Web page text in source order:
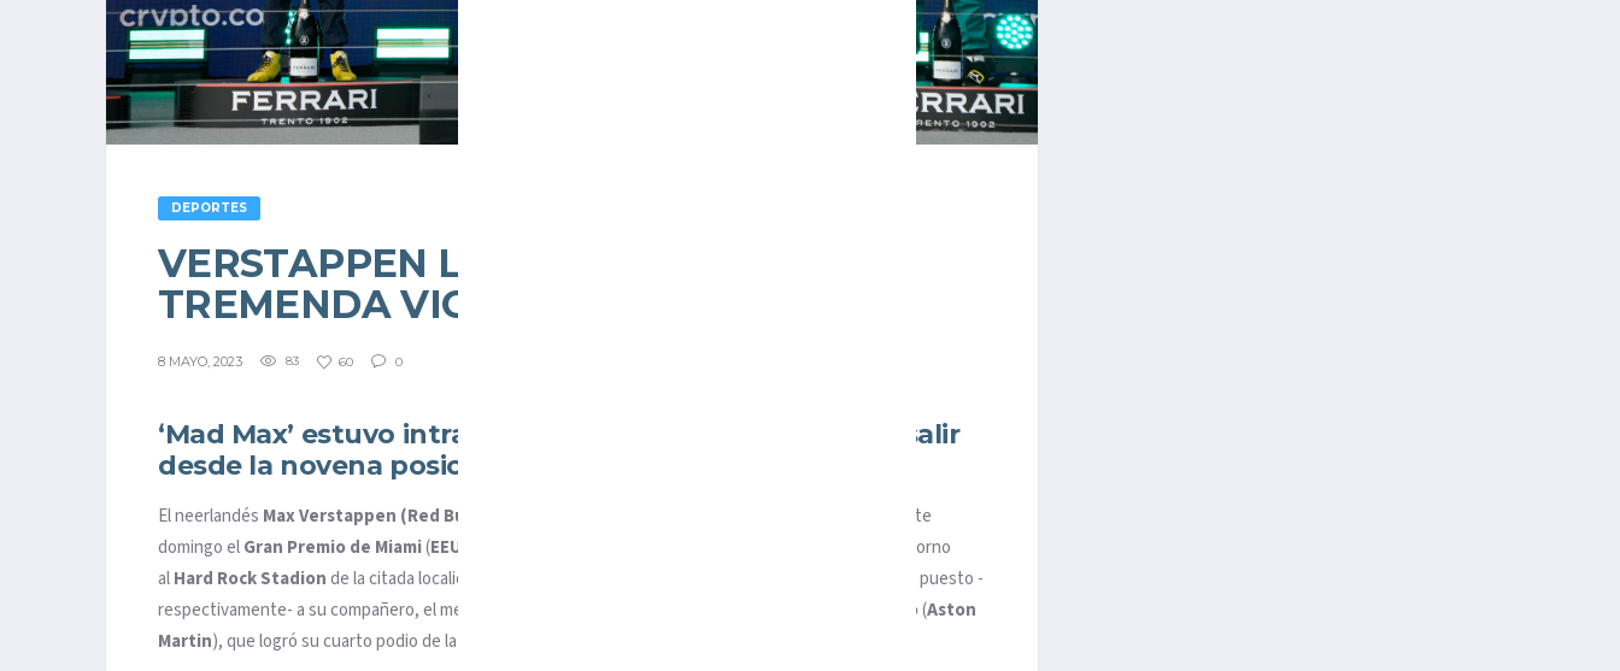
DEPORTES
VERSTAPPEN LOGRA EN MIAMI UNA
TREMENDA VICTORIA SOBRE CHECO
8 MAYO, 2023 83 60 0
‘Mad Max’ estuvo intratable en Miami y ganó luego de salir
desde la novena posición
El neerlandés Max Verstappen (Red Bull)
al ganar este
domingo elGran Premio de Miami(EEUU
), el quinto del año, disputado en el circuito construido en torno
alHard Rock Stadionde la citada localidad del estado de Florida; donde relegó al segundo y al tercer puesto -
respectivamente- a su compañero, el mexicano
Fernando Alonso(Aston
Martin), que logró su cuarto podio de la temporada: el 102 en la categoría reina.